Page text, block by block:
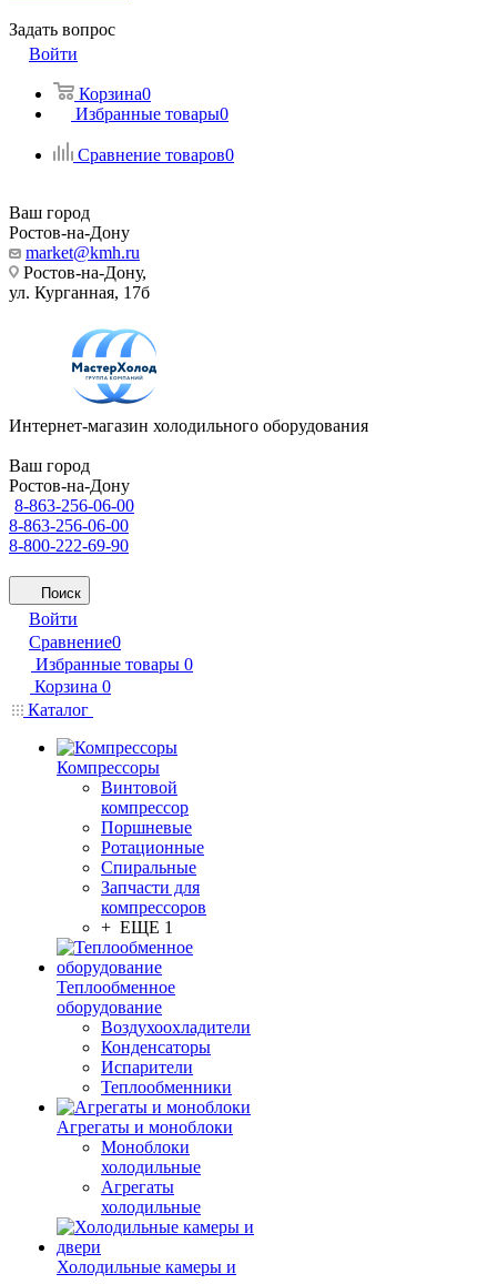
Задать вопрос
Войти
Корзина0
Избранные товары0
Сравнение товаров0
Ваш город
Ростов-на-Дону
market@kmh.ru
Ростов-на-Дону,
ул. Курганная, 17б
Интернет-магазин холодильного оборудования
Ваш город
Ростов-на-Дону
8-863-256-06-00
8-863-256-06-00
8-800-222-69-90
Поиск
Войти
Сравнение0
Избранные товары 0
Корзина 0
Каталог
Компрессоры
Винтовой
компрессор
Поршневые
Ротационные
Спиральные
Запчасти для
компрессоров
+ ЕЩЕ 1
Теплообменное
оборудование
Воздухоохладители
Конденсаторы
Испарители
Теплообменники
Агрегаты и моноблоки
Моноблоки
холодильные
Агрегаты
холодильные
Холодильные камеры и